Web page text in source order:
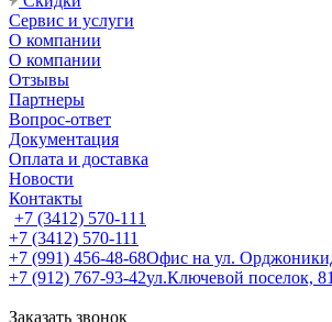
Сервис и услуги
О компании
О компании
Отзывы
Партнеры
Вопрос-ответ
Документация
Оплата и доставка
Новости
Контакты
+7 (3412) 570-111
+7 (3412) 570-111
+7 (991) 456-48-68Офис на ул.
+7 (912) 767-93-42ул.Ключевой поселок,
Заказать звонок